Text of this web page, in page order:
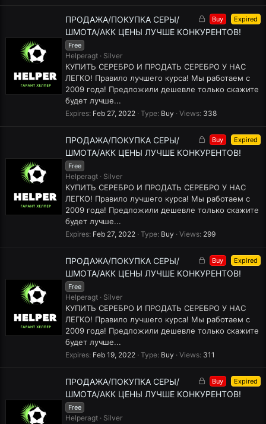
L
o
e
Buy Expired
ПРОДАЖА/ПОКУПКА СЕРЫ/
ШМОТА/АКК ЦЕНЫ ЛУЧШЕ КОНКУРЕНТОВ!
Free
Helperagt Silver
КУПИТЬ СЕРЕБРО И ПРОДАТЬ СЕРЕБРО У НАС
ЛЕГКО! Правило лучшего курса! Мы работаем с
2009 года! Предложили дешевле только скажите
будет лучше...
Expires Feb 27, 2022 Type Buy Views 338
L
o
e
Buy Expired
ПРОДАЖА/ПОКУПКА СЕРЫ/
ШМОТА/АКК ЦЕНЫ ЛУЧШЕ КОНКУРЕНТОВ!
Free
Helperagt Silver
КУПИТЬ СЕРЕБРО И ПРОДАТЬ СЕРЕБРО У НАС
ЛЕГКО! Правило лучшего курса! Мы работаем с
2009 года! Предложили дешевле только скажите
будет лучше...
Expires Feb 27, 2022 Type Buy Views 299
L
o
e
Buy Expired
ПРОДАЖА/ПОКУПКА СЕРЫ/
ШМОТА/АКК ЦЕНЫ ЛУЧШЕ КОНКУРЕНТОВ!
Free
Helperagt Silver
КУПИТЬ СЕРЕБРО И ПРОДАТЬ СЕРЕБРО У НАС
ЛЕГКО! Правило лучшего курса! Мы работаем с
2009 года! Предложили дешевле только скажите
будет лучше...
Expires Feb 19, 2022 Type Buy Views 311
L
o
Buy Expired
ПРОДАЖА/ПОКУПКА СЕРЫ/
ШМОТА/АКК ЦЕНЫ ЛУЧШЕ КОНКУРЕНТОВ!
Free
Helperagt Silver